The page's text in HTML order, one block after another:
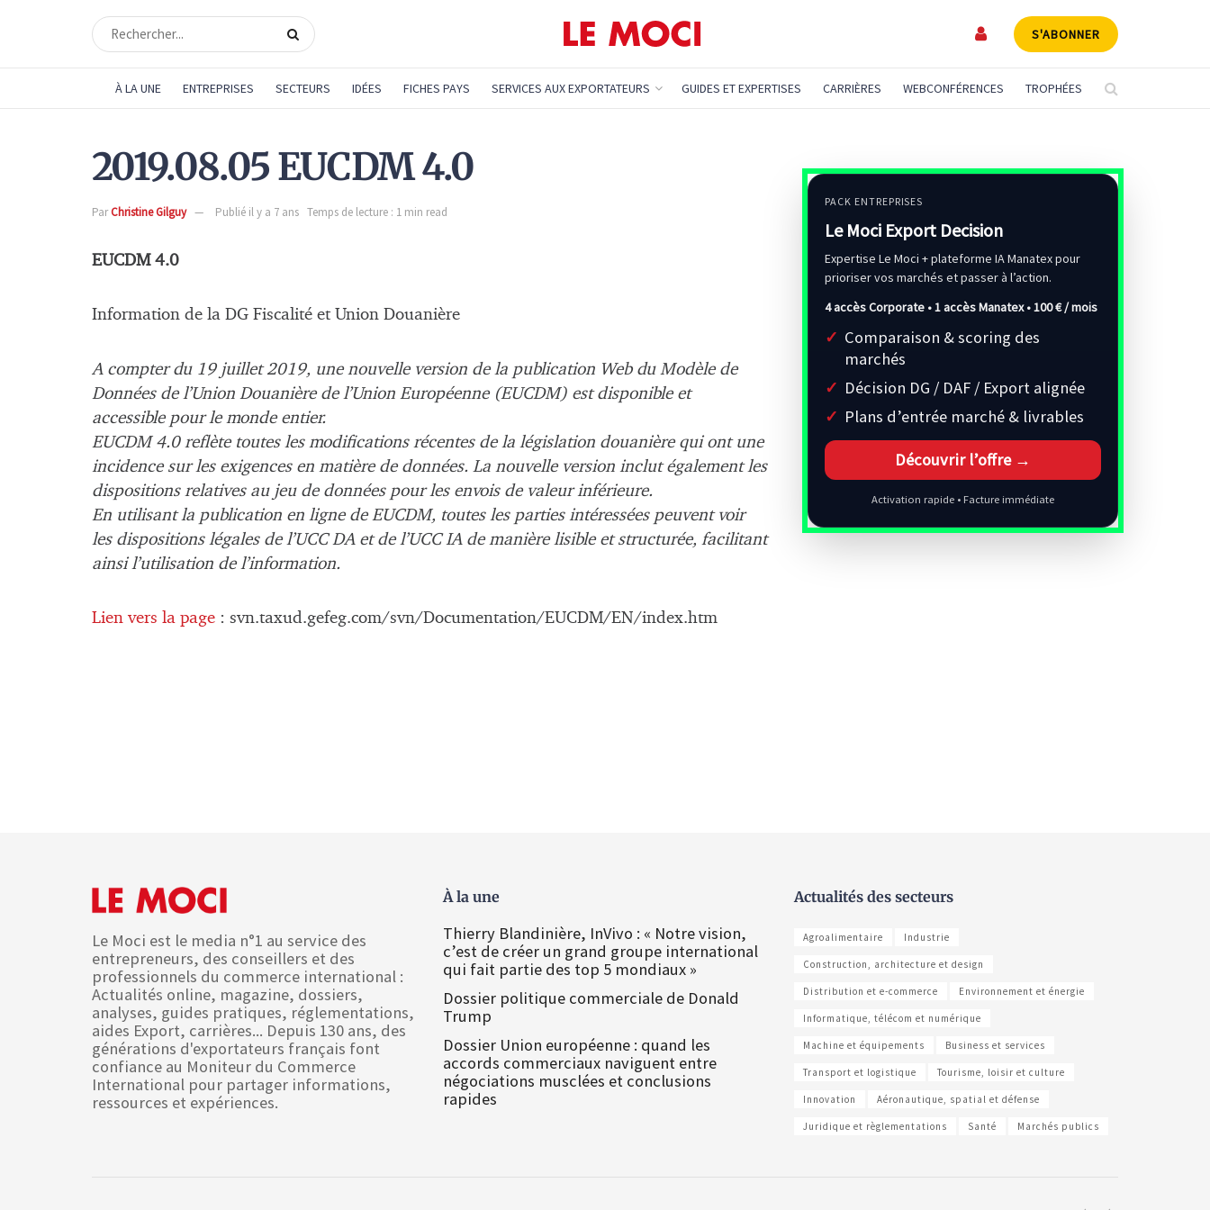
S'ABONNER
À LA UNE ENTREPRISES SECTEURS IDÉES FICHES PAYS SERVICES AUX EXPORTATEURS GUIDES ET EXPERTISES CARRIÈRES WEBCONFÉRENCES TROPHÉES
2019.08.05 EUCDM 4.0
ParChristine Gilguy Publié il y a 7 ans Temps de lecture : 1 min read
EUCDM 4.0
Information de la DG Fiscalité et Union Douanière
A compter du 19 juillet 2019, une nouvelle version de la publication Web du Modèle de
Données de l’Union Douanière de l’Union Européenne (EUCDM) est disponible et
accessible pour le monde entier.
EUCDM 4.0 reflète toutes les modifications récentes de la législation douanière qui ont une
incidence sur les exigences en matière de données. La nouvelle version inclut également les
dispositions relatives au jeu de données pour les envois de valeur inférieure.
En utilisant la publication en ligne de EUCDM, toutes les parties intéressées peuvent voir
les dispositions légales de l’UCC DA et de l’UCC IA de manière lisible et structurée, facilitant
ainsi l’utilisation de l’information.
Lien vers la page : svn.taxud.gefeg.com/svn/Documentation/EUCDM/EN/index.htm
PACK ENTREPRISES
Le Moci Export Decision
Expertise Le Moci + plateforme IA Manatex pour
prioriser vos marchés et passer à l’action.
4 accès Corporate • 1 accès Manatex •100 € / mois
Comparaison & scoring des
marchés
Décision DG / DAF / Export alignée
Plans d’entrée marché & livrables
Découvrir l’offre →
Activation rapide • Facture immédiate
Le Moci est le media n°1 au service des
entrepreneurs, des conseillers et des
professionnels du commerce international :
Actualités online, magazine, dossiers,
analyses, guides pratiques, réglementations,
aides Export, carrières... Depuis 130 ans, des
générations d'exportateurs français font
confiance au Moniteur du Commerce
International pour partager informations,
ressources et expériences.
À la une
Thierry Blandinière, InVivo : « Notre vision,
c’est de créer un grand groupe international
qui fait partie des top 5 mondiaux »
Dossier politique commerciale de Donald
Trump
Dossier Union européenne : quand les
accords commerciaux naviguent entre
négociations musclées et conclusions
rapides
Actualités des secteurs
Agroalimentaire Industrie
Construction, architecture et design
Distribution et e-commerce Environnement et énergie
Informatique, télécom et numérique
Machine et équipements Business et services
Transport et logistique Tourisme, loisir et culture
Innovation Aéronautique, spatial et défense
Juridique et règlementations Santé Marchés publics